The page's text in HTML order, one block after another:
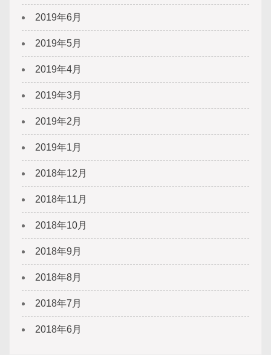
2019年6月
2019年5月
2019年4月
2019年3月
2019年2月
2019年1月
2018年12月
2018年11月
2018年10月
2018年9月
2018年8月
2018年7月
2018年6月